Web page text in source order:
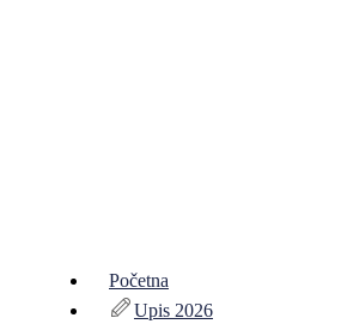
Početna
Upis 2026